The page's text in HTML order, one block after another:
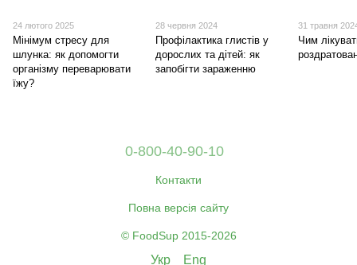
24 лютого 2025
Мінімум стресу для
шлунка: як допомогти
організму переварювати
їжу?
28 червня 2024
Профілактика глистів у
дорослих та дітей: як
запобігти зараженню
31 травня
Чим
0-800-40-90-10
Контакти
Повна версія сайту
© FoodSup 2015-2026
Укр Eng